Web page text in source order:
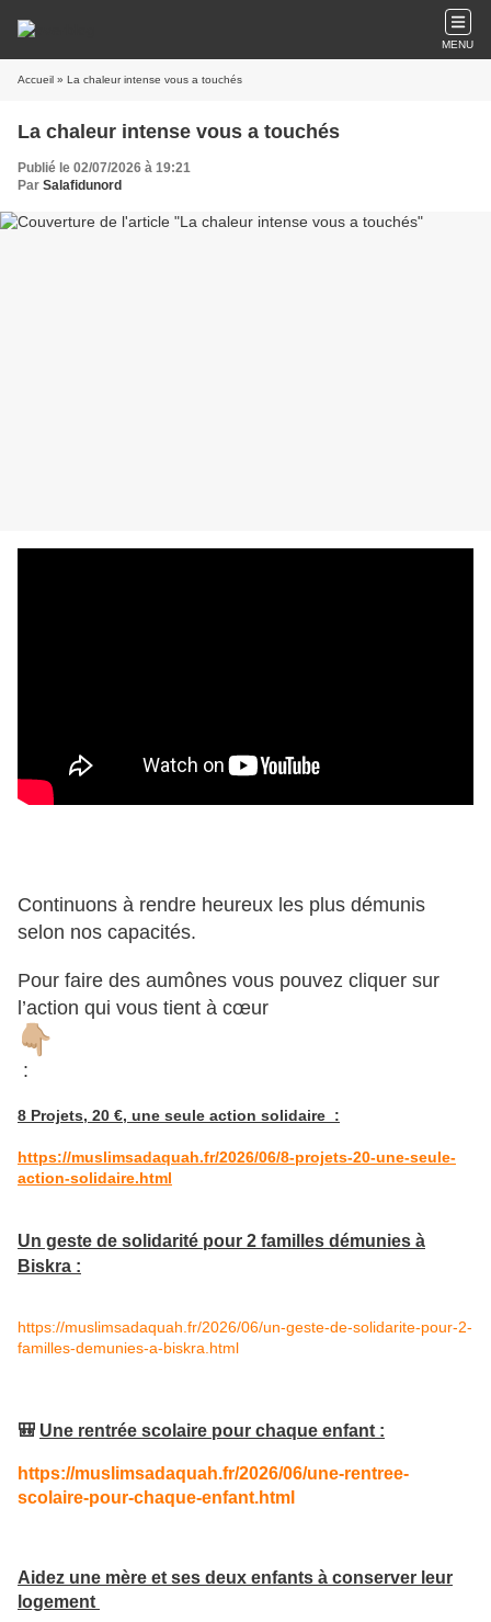
MENU
Accueil » La chaleur intense vous a touchés
La chaleur intense vous a touchés
Publié le 02/07/2026 à 19:21
Par Salafidunord
Continuons à rendre heureux les plus démunis
selon nos capacités.
Pour faire des aumônes vous pouvez cliquer sur
l’action qui vous tient à cœur
:
8 Projets, 20 €, une seule action solidaire :
https://muslimsadaquah.fr/2026/06/8-projets-20-une-seule-
action-solidaire.html
Un geste de solidarité pour 2 familles démunies à
Biskra :
https://muslimsadaquah.fr/2026/06/un-geste-de-solidarite-pour-2-
familles-demunies-a-biskra.html
🎒 Une rentrée scolaire pour chaque enfant :
https://muslimsadaquah.fr/2026/06/une-rentree-
scolaire-pour-chaque-enfant.html
Aidez une mère et ses deux enfants à conserver leur
logement